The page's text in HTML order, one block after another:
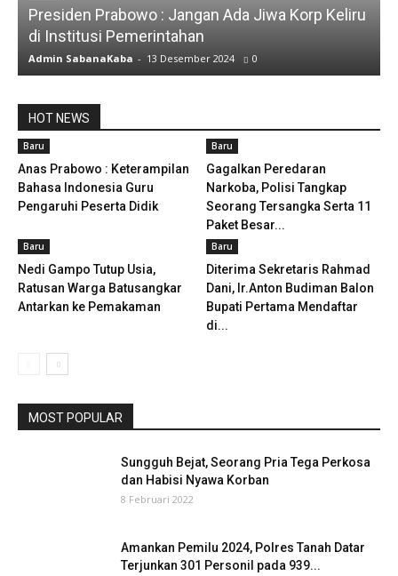
Presiden Prabowo : Jangan Ada Jiwa Korp Keliru
di Institusi Pemerintahan
Admin SabanaKaba - 13 Desember 2024 0
HOT NEWS
Baru
Anas Prabowo : Keterampilan
Bahasa Indonesia Guru
Pengaruhi Peserta Didik
Baru
Gagalkan Peredaran
Narkoba, Polisi Tangkap
Seorang Tersangka Serta 11
Paket Besar...
Baru
Nedi Gampo Tutup Usia,
Ratusan Warga Batusangkar
Antarkan ke Pemakaman
Baru
Diterima Sekretaris Rahmad
Dani, Ir.Anton Budiman Balon
Bupati Pertama Mendaftar
di...
MOST POPULAR
Sungguh Bejat, Seorang Pria Tega Perkosa
dan Habisi Nyawa Korban
8 Februari 2022
Amankan Pemilu 2024, Polres Tanah Datar
Terjunkan 301 Personil pada 939...